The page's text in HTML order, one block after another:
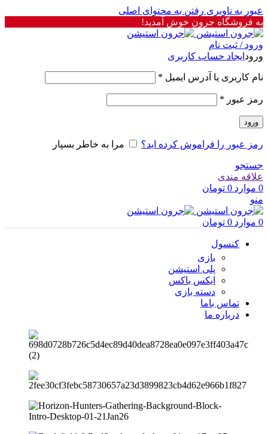
عبور به ناوبری رفتن به محتوای اصلی
به فروشگاه جرون خوش آمدید!
ورود / ثبت نام
ورود ایجاد حساب کاربری
نام کاربری یا آدرس ایمیل *
رمز عبور *
ورود
رمز عبور را فراموش کرده اید؟ مرا به خاطر بسپار
جستجو
علاقه مندی
0 موارد 0 تومان
منو
0 موارد 0 تومان
کنسول
بازی
پلی استیشن
ایکس باکس
دسته بازی
تماس باما
درباره ما